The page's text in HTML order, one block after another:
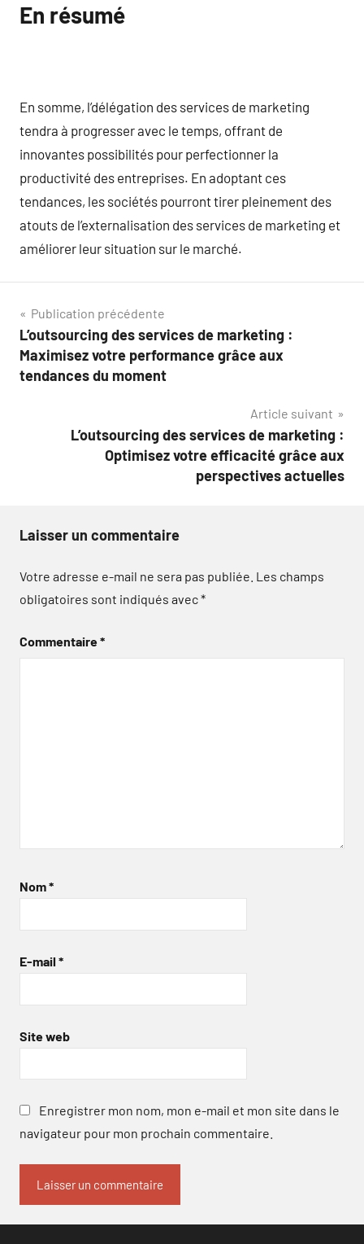
En résumé
En somme, l’délégation des services de marketing
tendra à progresser avec le temps, offrant de
innovantes possibilités pour perfectionner la
productivité des entreprises. En adoptant ces
tendances, les sociétés pourront tirer pleinement des
atouts de l’externalisation des services de marketing et
améliorer leur situation sur le marché.
Navigation
de
l’article
Publication précédente
L’outsourcing des services de marketing :
Maximisez votre performance grâce aux
tendances du moment
Article suivant
L’outsourcing des services de marketing :
Optimisez votre efficacité grâce aux
perspectives actuelles
Laisser un commentaire
Votre adresse e-mail ne sera pas publiée. Les champs
obligatoires sont indiqués avec*
Commentaire*
Nom*
E-mail *
Site web
Enregistrer mon nom, mon e-mail et mon site dans le
navigateur pour mon prochain commentaire.